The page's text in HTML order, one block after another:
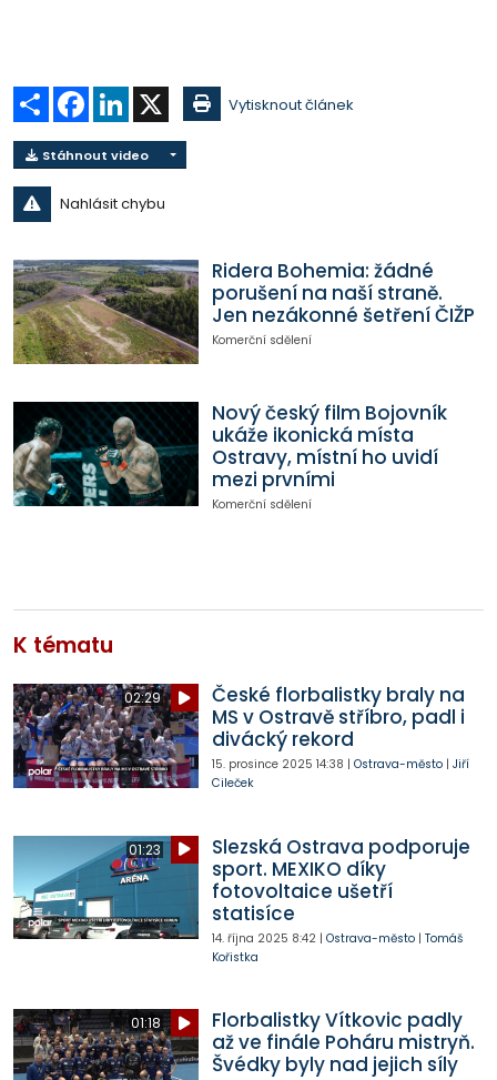
Sdílet Facebook
LinkedIn Vytisknout článek
Stáhnout video
Nahlásit chybu
Ridera Bohemia: žádné
porušení na naší straně.
Jen nezákonné šetření ČIŽP
Komerční sdělení
Nový český film Bojovník
ukáže ikonická místa
Ostravy, místní ho uvidí
mezi prvními
Komerční sdělení
K tématu
02:29
České florbalistky braly na
MS v Ostravě stříbro, padl i
divácký rekord
15. prosince 2025 14:38 | Ostrava-město| Jiří
Cileček
01:23
Slezská Ostrava podporuje
sport. MEXIKO díky
fotovoltaice ušetří
statisíce
14. října 2025 8:42| Ostrava-město| Tomáš
Kořistka
01:18
Florbalistky Vítkovic padly
až ve finále Poháru mistryň.
Švédky byly nad jejich síly